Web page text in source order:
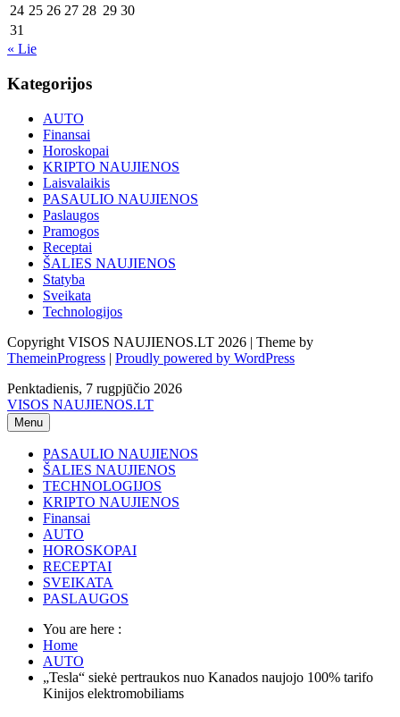
24 25 26 27 28 29 30
31
« Lie
Kategorijos
AUTO
Finansai
Horoskopai
KRIPTO NAUJIENOS
Laisvalaikis
PASAULIO NAUJIENOS
Paslaugos
Pramogos
Receptai
ŠALIES NAUJIENOS
Statyba
Sveikata
Technologijos
Copyright VISOS NAUJIENOS.LT 2026 | Theme by
ThemeinProgress | Proudly powered by WordPress
Penktadienis, 7 rugpjūčio 2026
VISOS NAUJIENOS.LT
Menu
PASAULIO NAUJIENOS
ŠALIES NAUJIENOS
TECHNOLOGIJOS
KRIPTO NAUJIENOS
Finansai
AUTO
HOROSKOPAI
RECEPTAI
SVEIKATA
PASLAUGOS
You are here :
Home
AUTO
„Tesla“ siekė pertraukos nuo Kanados naujojo 100% tarifo
Kinijos elektromobiliams